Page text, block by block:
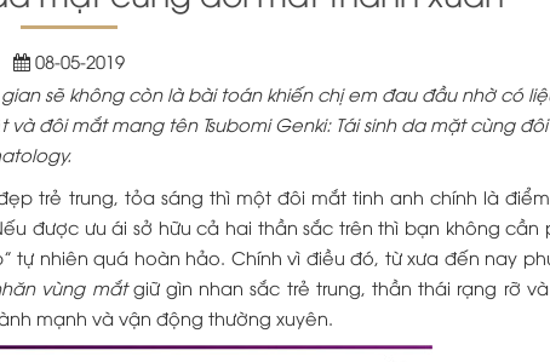
08-05-2019
sẽ không còn là bài toán khiến chị em đau đầu nhờ có
đôi mắt mang tên Tsubomi Genki: Tái sinh da mặt cùng đôi
trẻ trung, tỏa sáng thì một đôi mắt tinh anh chính là
được ưu ái sở hữu cả hai thần sắc trên thì bạn không cần
tự nhiên quá hoàn hảo. Chính vì điều đó, từ xưa đến nay
vùng mắtgiữ gìn nhan sắc trẻ trung, thần thái rạng rỡ
mạnh và vận động thường xuyên.